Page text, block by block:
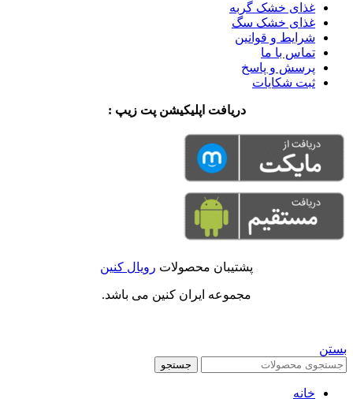
غذای خشک گربه
غذای خشک سگ
شرایط و قوانین
تماس با ما
پرسش و پاسخ
ثبت شکایات
دریافت اپلیکیشن پت زیپ :
پشتیبان محصولات رویال کنین
مجموعه ایران کنین می باشد.
بستن
جستجو
خانه